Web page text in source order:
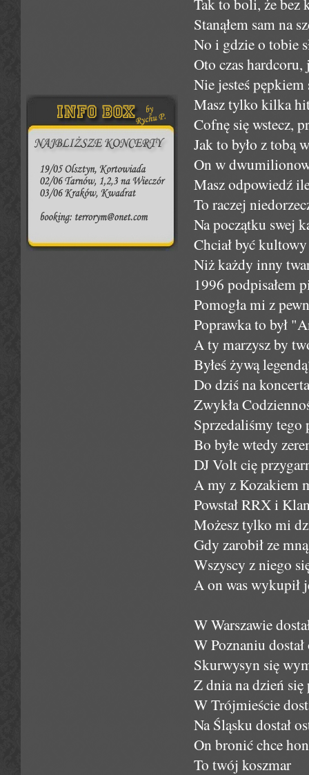
Stanąłem sam na
No i gdzie o tobie
Oto czas
Nie jesteś
Masz tylko kilka
Cofnę się wstecz,
Jak to było z tobą
On w
Masz odpowiedź
To raczej
Na początku swej
Chciał być
Niż każdy inny
1996 podpisałem
Pomogła mi z
Poprawka to był
A ty marzysz by
Byłeś żywą
Do dziś na
Zwykła
Sprzedaliśmy tego
Bo byłe wtedy
DJ Volt cię
A my z Kozakiem
Powstał RRX i
Możesz tylko mi
Gdy zarobił ze
Wszyscy z niego
A on was wykupił
W Warszawie
W Poznaniu dostał
Skurwysyn się
Z dnia na dzień się
W Trójmieście
Na Śląsku dostał
On bronić chce
To twój koszmar